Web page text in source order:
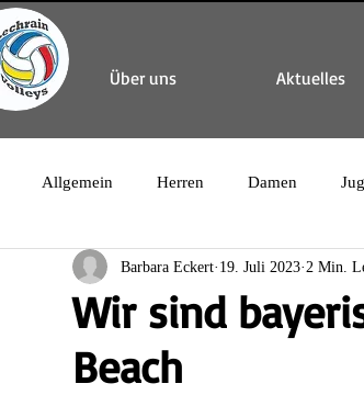
Über uns Aktuelles
Allgemein Herren Damen
Wir sind
Beach
Barbara Eckert 19. Juli 2023 2 Min.